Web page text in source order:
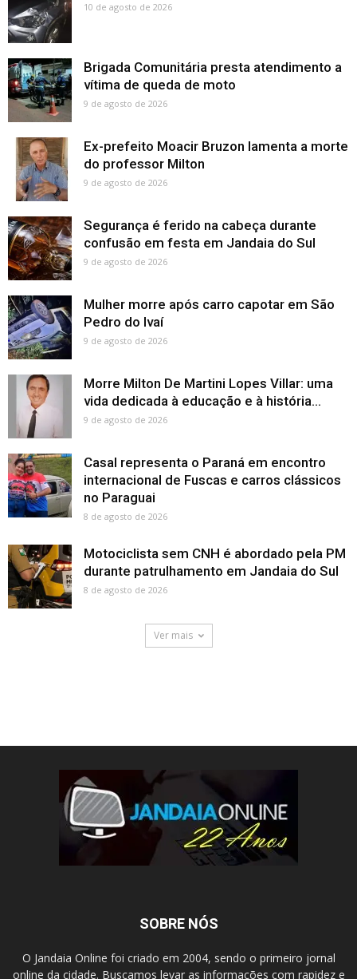
10 de agosto de 2026
Brigada Comunitária presta atendimento a
vítima de queda de moto
9 de agosto de 2026
Ex-prefeito Moacir Bruzon lamenta a morte
do professor Milton
9 de agosto de 2026
Segurança é ferido na cabeça durante
confusão em festa em Jandaia do Sul
9 de agosto de 2026
Mulher morre após carro capotar em São
Pedro do Ivaí
9 de agosto de 2026
Morre Milton De Martini Lopes Villar: uma
vida dedicada à educação e à história...
9 de agosto de 2026
Casal representa o Paraná em encontro
internacional de Fuscas e carros clássicos
no Paraguai
8 de agosto de 2026
Motociclista sem CNH é abordado pela PM
durante patrulhamento em Jandaia do Sul
8 de agosto de 2026
Ver mais
SOBRE NÓS
O Jandaia Online foi criado em 2004, sendo o primeiro jornal
online da cidade. Buscamos levar as informações com rapidez e